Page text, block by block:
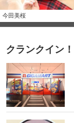
今田美桜
クランクイン